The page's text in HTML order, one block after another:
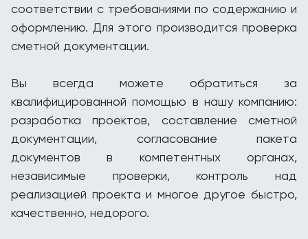
соответствии с требованиями по содержанию и
оформлению. Для этого производится проверка
сметной документации.
Вы всегда можете обратиться за
квалифицированной помощью в нашу компанию:
разработка проектов, составление сметной
документации, согласование пакета
документов в компетентных органах,
независимые проверки, контроль над
реализацией проекта и многое другое быстро,
качественно, недорого.